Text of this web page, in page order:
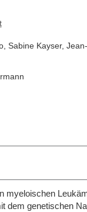
, Sabine Kayser,
genetischen